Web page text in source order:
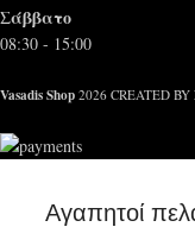
Σάββατο
08:30 - 15:00
Vasadis Shop 2026 CREATED BY
Αγαπητοί